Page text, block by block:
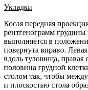
Укладки
Косая передняя
рентгенограмм
выполняется в
повернута вправо.
вдоль туловища, правая
половина грудной
столом так, чтобы
и плоскостью стола